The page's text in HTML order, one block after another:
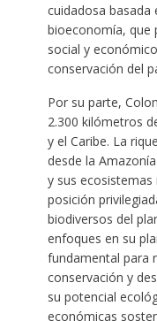
cuidadosa basada
bioeconomía, que
social y
conservación del
Por su parte,
2.300 kilómetros
y el Caribe. La
desde la
y sus
posición
biodiversos del
enfoques en su
fundamental para
conservación y
su potencial
económicas